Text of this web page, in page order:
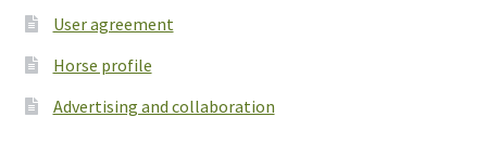
User agreement
Horse profile
Advertising and collaboration